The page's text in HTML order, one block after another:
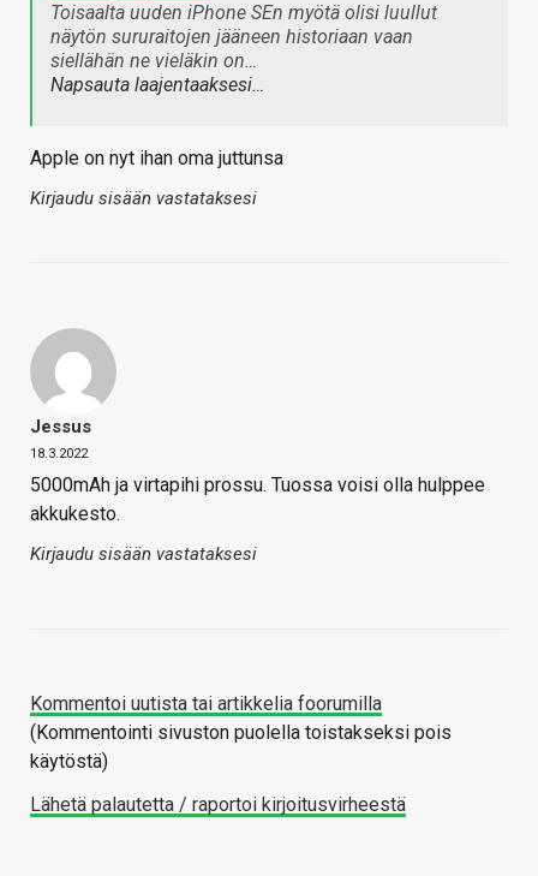
Toisaalta uuden iPhone SEn myötä olisi luullut
näytön sururaitojen jääneen historiaan vaan
siellähän ne vieläkin on…
Napsauta laajentaaksesi…
Apple on nyt ihan oma juttunsa
Kirjaudu sisään vastataksesi
Jessus
18.3.2022
5000mAh ja virtapihi prossu. Tuossa voisi olla hulppee
akkukesto.
Kirjaudu sisään vastataksesi
Kommentoi uutista tai artikkelia foorumilla
(Kommentointi sivuston puolella toistakseksi pois
käytöstä)
Lähetä palautetta / raportoi kirjoitusvirheestä